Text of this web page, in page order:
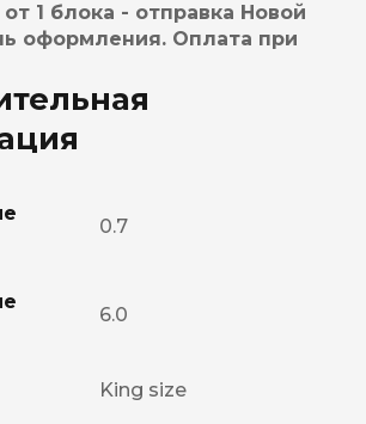
1 блока - отправка Новой
оформления. Оплата при
0.7
6.0
King size